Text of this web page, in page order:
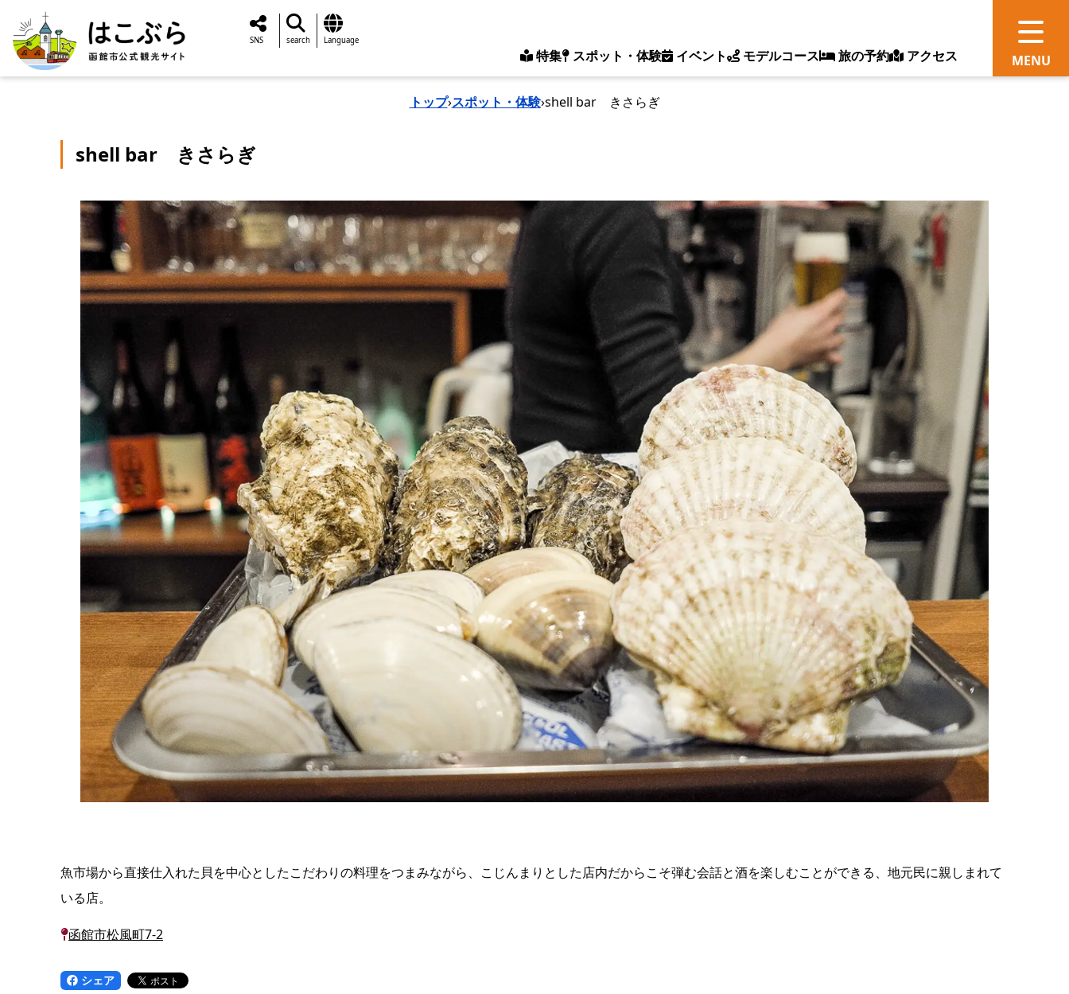
特集 スポット・体験 イベント モデルコース 旅の予約 アクセス
SNS search Language
トップ›スポット・体験›shell bar きさらぎ
shell bar きさらぎ
魚市場から直接仕入れた貝を中心としたこだわりの料理をつまみながら、こじんまりとした店内だからこそ弾む会話と酒を楽しむことができる、地元民に親しまれて
いる店。
函館市松風町7-2
シェア